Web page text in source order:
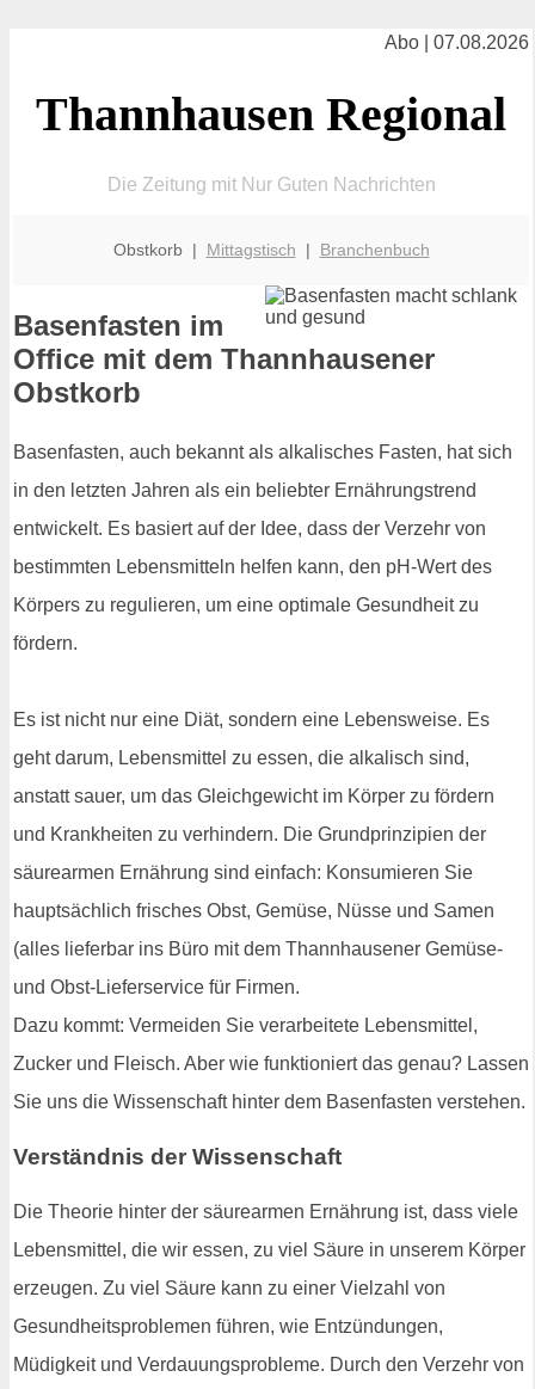
Abo | 07.08.2026
Thannhausen Regional
Die Zeitung mit Nur Guten Nachrichten
Obstkorb | Mittagstisch | Branchenbuch
Basenfasten im
Office mit dem Thannhausener
Obstkorb
Basenfasten, auch bekannt als alkalisches Fasten, hat sich
in den letzten Jahren als ein beliebter Ernährungstrend
entwickelt. Es basiert auf der Idee, dass der Verzehr von
bestimmten Lebensmitteln helfen kann, den pH-Wert des
Körpers zu regulieren, um eine optimale Gesundheit zu
fördern.
Es ist nicht nur eine Diät, sondern eine Lebensweise. Es
geht darum, Lebensmittel zu essen, die alkalisch sind,
anstatt sauer, um das Gleichgewicht im Körper zu fördern
und Krankheiten zu verhindern. Die Grundprinzipien der
säurearmen Ernährung sind einfach: Konsumieren Sie
hauptsächlich frisches Obst, Gemüse, Nüsse und Samen
(alles lieferbar ins Büro mit dem Thannhausener Gemüse-
und Obst-Lieferservice für Firmen.
Dazu kommt: Vermeiden Sie verarbeitete Lebensmittel,
Zucker und Fleisch. Aber wie funktioniert das genau? Lassen
Sie uns die Wissenschaft hinter dem Basenfasten verstehen.
Verständnis der Wissenschaft
Die Theorie hinter der säurearmen Ernährung ist, dass viele
Lebensmittel, die wir essen, zu viel Säure in unserem Körper
erzeugen. Zu viel Säure kann zu einer Vielzahl von
Gesundheitsproblemen führen, wie Entzündungen,
Müdigkeit und Verdauungsprobleme. Durch den Verzehr von